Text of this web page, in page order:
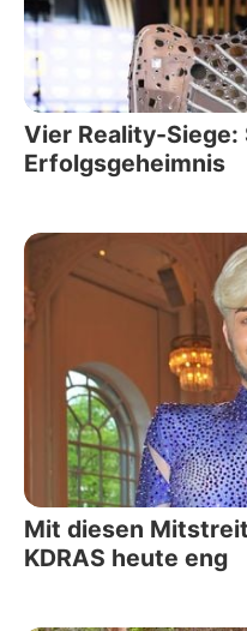
Vier Reality-Siege:
Erfolgsgeheimnis
Mit diesen
KDRAS heute eng